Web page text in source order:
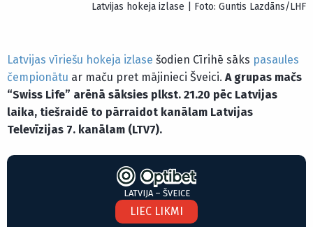
Latvijas hokeja izlase | Foto: Guntis Lazdāns/LHF
Latvijas vīriešu hokeja izlase šodien Cīrihē sāks pasaules
čempionātu ar maču pret mājinieci Šveici. A grupas mačs
“Swiss Life” arēnā sāksies plkst. 21.20 pēc Latvijas
laika, tiešraidē to pārraidot kanālam Latvijas
Televīzijas 7. kanālam (LTV7).
LATVIJA – ŠVEICE
LIEC LIKMI